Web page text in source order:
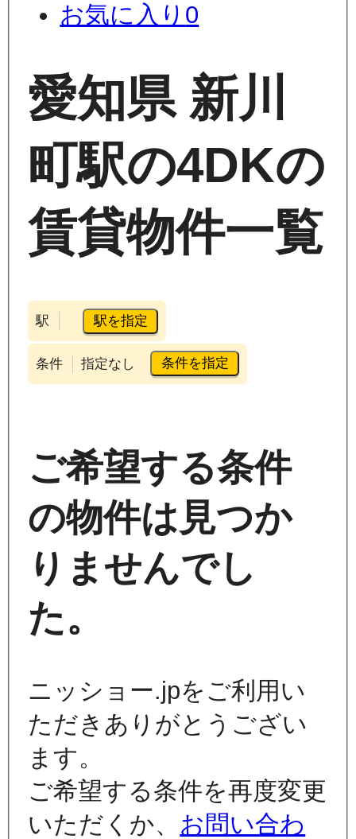
お気に入り 0
愛知県 新川
町駅の4DKの
賃貸物件一覧
駅 駅を指定
条件 指定なし 条件を指定
ご希望する条件
の物件は見つか
りませんでし
た。
ニッショー.jpをご利用い
ただきありがとうござい
ます。
ご希望する条件を再度変更
いただくか、 お問い合わ